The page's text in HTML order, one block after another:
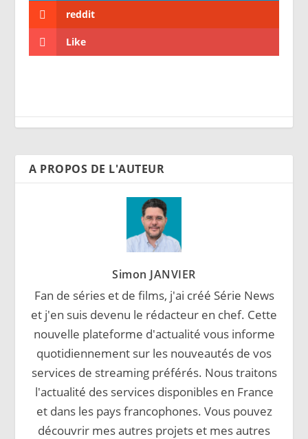
reddit
Like
A PROPOS DE L'AUTEUR
Simon JANVIER
Fan de séries et de films, j'ai créé Série News
et j'en suis devenu le rédacteur en chef. Cette
nouvelle plateforme d'actualité vous informe
quotidiennement sur les nouveautés de vos
services de streaming préférés. Nous traitons
l'actualité des services disponibles en France
et dans les pays francophones. Vous pouvez
découvrir mes autres projets et mes autres